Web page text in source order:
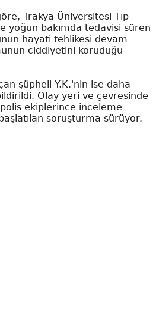
Trakya Üniversitesi Tıp
yoğun bakımda tedavisi süren
hayati tehlikesi devam
ciddiyetini koruduğu
şüpheli Y.K.'nin ise daha
Olay yeri ve çevresinde
ekiplerince inceleme
soruşturma sürüyor.